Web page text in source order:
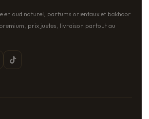
en oud naturel, parfums orientaux et bakhoor
prix justes, livraison partout au